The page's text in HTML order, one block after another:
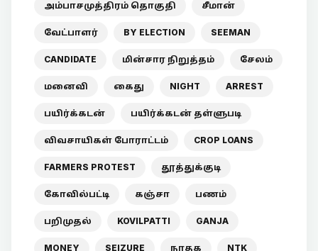
அம்பாசமுத்திரம் தொகுதி சீமான்
வேட்பாளர் BY ELECTION SEEMAN
CANDIDATE மின்சார நிறுத்தம் சேலம்
மனைவி கைது NIGHT ARREST
பயிர்க்கடன் பயிர்க்கடன் தள்ளுபடி
விவசாயிகள் போராட்டம் CROP LOANS
FARMERS PROTEST தூத்துக்குடி
கோவில்பட்டி கஞ்சா பணம்
பறிமுதல் KOVILPATTI GANJA
MONEY SEIZURE நாதக NTK